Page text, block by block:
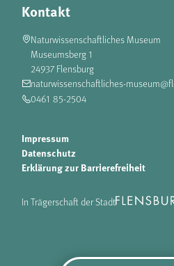
Kontakt
Naturwissenschaftliches Museum
Museumsberg 1
24937 Flensburg
naturwissenschaftliches-
0461 85-2504
In Trägerschaft der Stadt
Impressum
Datenschutz
Erklärung zur Barrierefreiheit